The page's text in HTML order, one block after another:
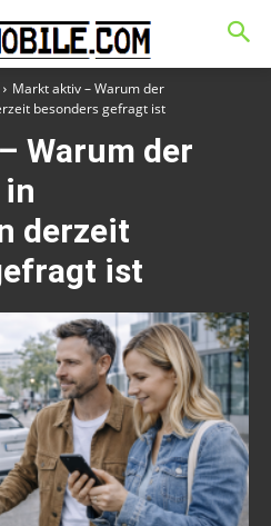
Markt aktiv – Warum der
besonders gefragt ist
Warum der
derzeit
ist